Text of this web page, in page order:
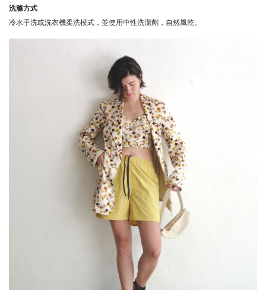
洗滌方式
冷水手洗或洗衣機柔洗模式，並使用中性洗潔劑，自然風乾。